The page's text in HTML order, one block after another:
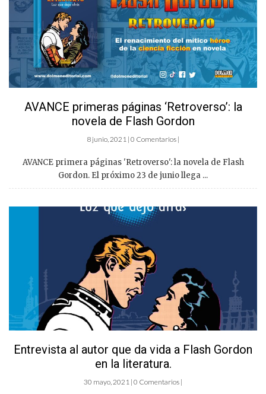
AVANCE primeras páginas ‘Retroverso’: la
novela de Flash Gordon
8 junio, 2021 | 0 Comentarios |
AVANCE primera páginas 'Retroverso': la novela de Flash
Gordon. El próximo 23 de junio llega ...
Entrevista al autor que da vida a Flash Gordon
en la literatura.
30 mayo, 2021 | 0 Comentarios |